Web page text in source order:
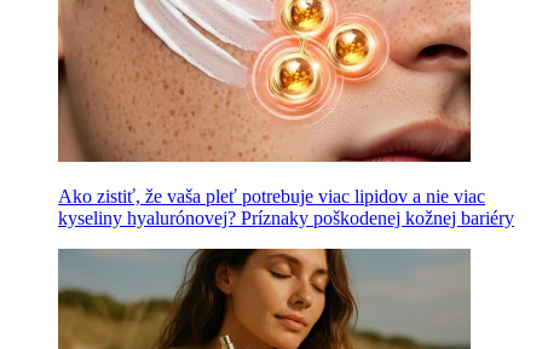
Ako zistiť, že vaša pleť potrebuje viac lipidov a nie viac
kyseliny hyalurónovej? Príznaky poškodenej kožnej bariéry